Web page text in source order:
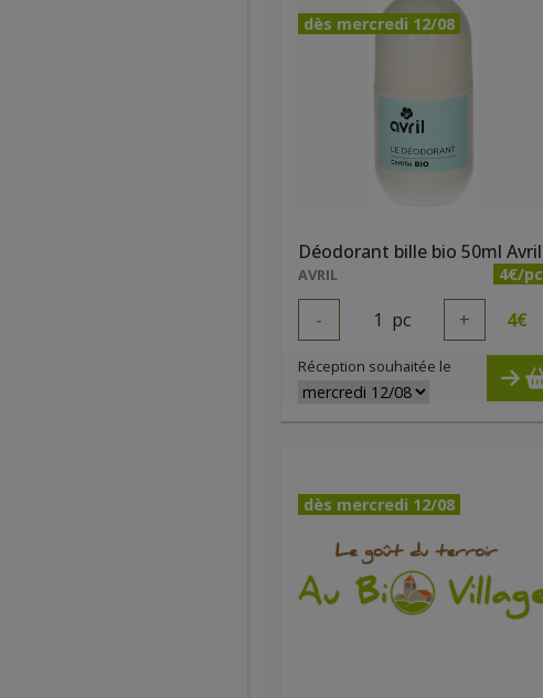
dès mercredi 12/08
Déodorant bille bio 50ml Avril
AVRIL 4€/pc
- 1 pc + 4€
Réception souhaitée le
dès mercredi 12/08